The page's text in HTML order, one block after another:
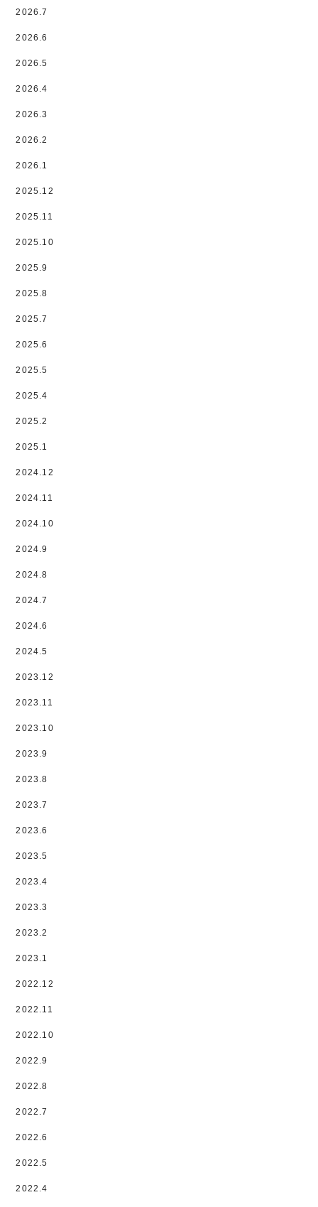
2026.7
2026.6
2026.5
2026.4
2026.3
2026.2
2026.1
2025.12
2025.11
2025.10
2025.9
2025.8
2025.7
2025.6
2025.5
2025.4
2025.2
2025.1
2024.12
2024.11
2024.10
2024.9
2024.8
2024.7
2024.6
2024.5
2023.12
2023.11
2023.10
2023.9
2023.8
2023.7
2023.6
2023.5
2023.4
2023.3
2023.2
2023.1
2022.12
2022.11
2022.10
2022.9
2022.8
2022.7
2022.6
2022.5
2022.4